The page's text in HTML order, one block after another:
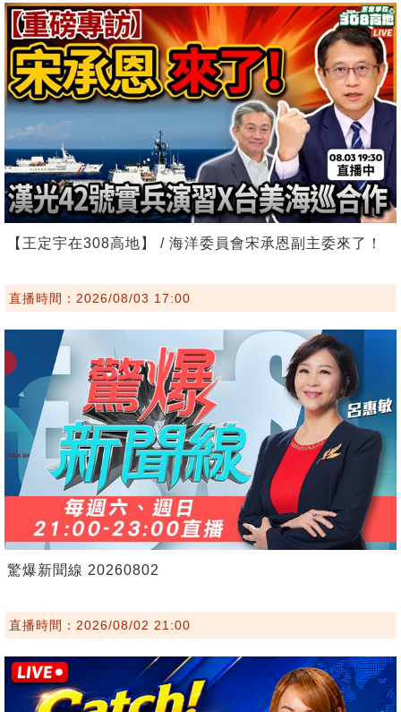
【王定宇在308高地】 / 海洋委員會宋承恩副主委來了！
直播時間：2026/08/03 17:00
驚爆新聞線 20260802
直播時間：2026/08/02 21:00